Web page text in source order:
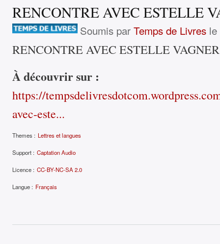
RENCONTRE AVEC ESTELLE
Soumis parTemps de Livres
RENCONTRE AVEC ESTELLE VAGNER
À découvrir sur :
https://
avec-este...
Themes : Lettres et langues
Support : Captation Audio
Licence : CC-BY-NC-SA 2.0
Langue : Français